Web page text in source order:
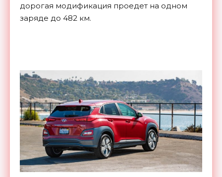
дорогая модификация проедет на одном
заряде до 482 км.